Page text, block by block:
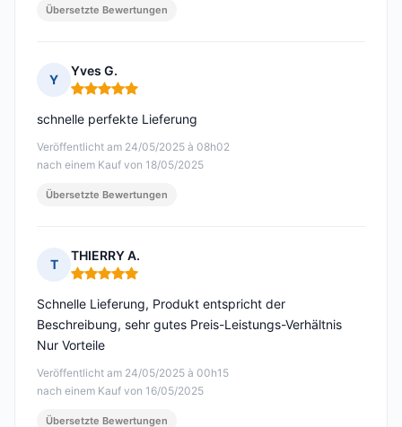
Übersetzte Bewertungen
Y
Yves G.
Hinweis: 5 von 5
Veröffentlicht am 24/05/2025 à 08h02
nach einem Kauf von 18/05/2025
schnelle perfekte Lieferung
Übersetzte Bewertungen
T
THIERRY A.
Hinweis: 5 von 5
Veröffentlicht am 24/05/2025 à 00h15
nach einem Kauf von 16/05/2025
Schnelle Lieferung, Produkt entspricht der
Beschreibung, sehr gutes Preis-Leistungs-Verhältnis
Nur Vorteile
Übersetzte Bewertungen